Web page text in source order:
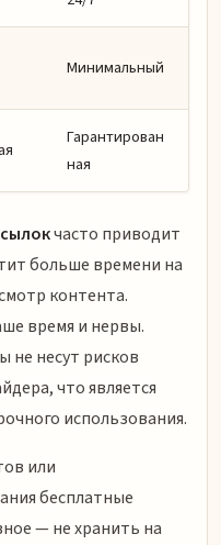
Минимальный
Гарантирован
ная
часто приводит
больше времени на
контента.
время и нервы.
не несут рисков
что является
использования.
или
бесплатные
— не хранить на